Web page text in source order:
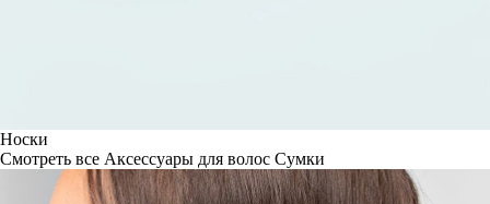
Носки
Смотреть все Аксессуары для волос Сумки